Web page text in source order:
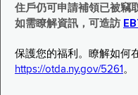
住戶仍可申請補領已被竊
如需瞭解資訊，可造訪
保護您的福利。瞭解如何
https://otda.ny.gov/5261 。